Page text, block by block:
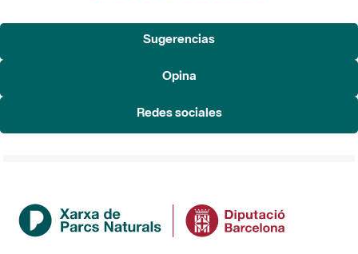
Sugerencias
Opina
Redes sociales